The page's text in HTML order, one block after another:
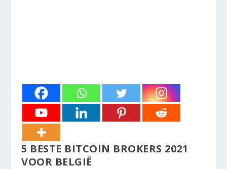
5 BESTE BITCOIN BROKERS 2021
VOOR BELGIË